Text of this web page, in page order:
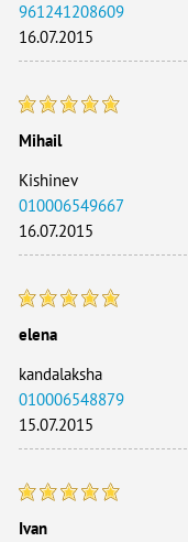
961241208609
16.07.2015
Mihail
Kishinev
010006549667
16.07.2015
elena
kandalaksha
010006548879
15.07.2015
Ivan